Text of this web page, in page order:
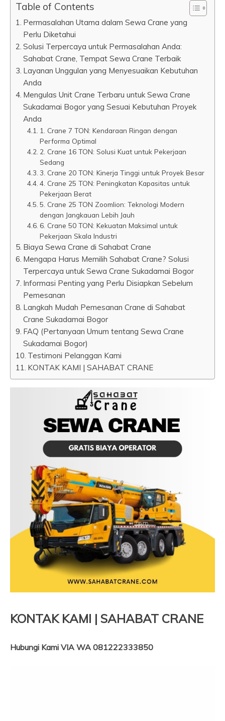
Table of Contents
Permasalahan Utama dalam Sewa Crane yang
Perlu Diketahui
Solusi Terpercaya untuk Permasalahan Anda:
Sahabat Crane, Tempat Sewa Crane Terbaik
Layanan Unggulan yang Menyesuaikan Kebutuhan
Anda
Mengulas Unit Crane Terbaru untuk Sewa Crane
Sukadamai Bogor yang Sesuai Kebutuhan Proyek
Anda
1. Crane 7 TON: Kendaraan Ringan dengan
Performa Optimal
2. Crane 16 TON: Solusi Kuat untuk Pekerjaan
Sedang
3. Crane 20 TON: Kinerja Tinggi untuk Proyek Besar
4. Crane 25 TON: Peningkatan Kapasitas untuk
Pekerjaan Berat
5. Crane 25 TON Zoomlion: Teknologi Modern
dengan Jangkauan Lebih Jauh
6. Crane 50 TON: Kekuatan Maksimal untuk
Pekerjaan Skala Industri
Biaya Sewa Crane di Sahabat Crane
Mengapa Harus Memilih Sahabat Crane? Solusi
Terpercaya untuk Sewa Crane Sukadamai Bogor
Informasi Penting yang Perlu Disiapkan Sebelum
Pemesanan
Langkah Mudah Pemesanan Crane di Sahabat
Crane Sukadamai Bogor
FAQ (Pertanyaan Umum tentang Sewa Crane
Sukadamai Bogor)
Testimoni Pelanggan Kami
KONTAK KAMI | SAHABAT CRANE
KONTAK KAMI | SAHABAT CRANE
Hubungi Kami VIA WA 081222333850